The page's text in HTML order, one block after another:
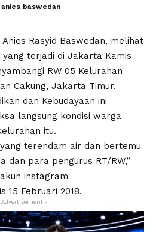
baswedan
Rasyid Baswedan, melihat
terjadi di Jakarta Kamis
RW 05 Kelurahan
Cakung, Jakarta Timur.
dan Kebudayaan ini
langsung kondisi warga
itu.
terendam air dan bertemu
dan para pengurus RT/RW,”
instagram
15 Februari 2018.
Advertisement -